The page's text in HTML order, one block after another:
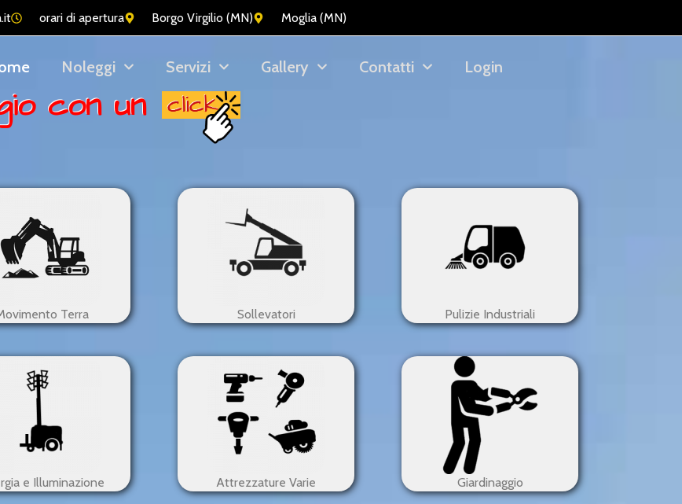
orari di apertura Borgo Virgilio (MN) Moglia (MN)
Noleggi Servizi Gallery Contatti Login
con un
Terra Sollevatori Pulizie Industriali
e Illuminazione Attrezzature Varie Giardinaggio